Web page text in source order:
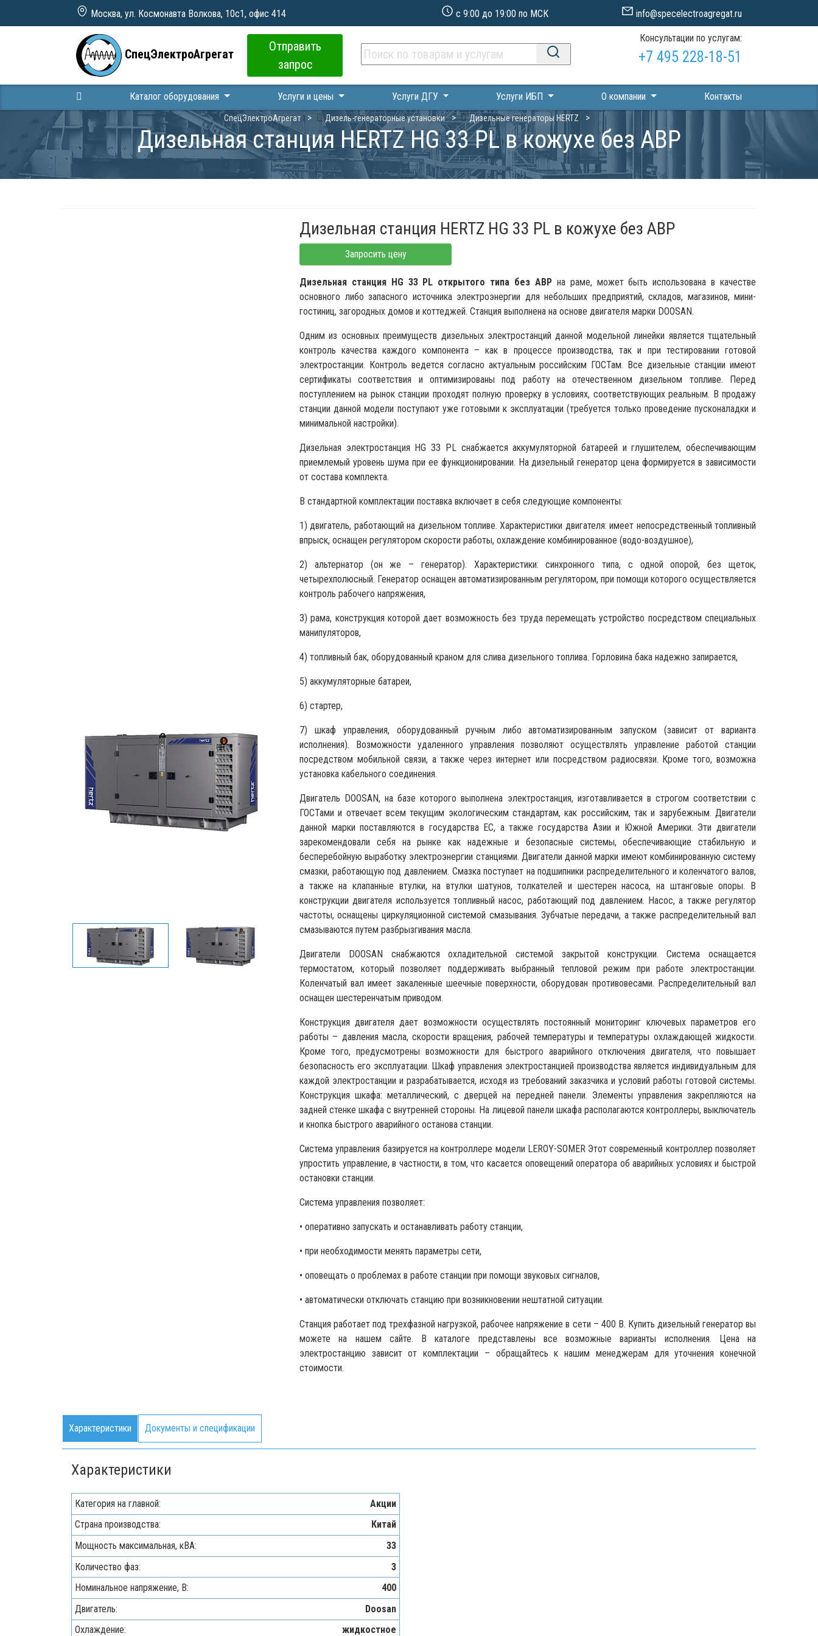
Москва, ул. Космонавта Волкова, 10с1, офис 414 с 9:00 до 19:00 по МСК info@specelectroagregat.ru
СпецЭлектроАгрегат
Отправить
запрос
Консультации по услугам:
+7 495 228-18-51
Каталог оборудования Услуги и цены Услуги ДГУ Услуги ИБП О компании Контакты
СпецЭлектроАгрегат Дизель-генераторные установки Дизельные генераторы HERTZ
Дизельная станция HERTZ HG 33 PL в кожухе без АВР
Дизельная станция HERTZ HG 33 PL в кожухе без АВР
Запросить цену
Дизельная станция HG 33 PL открытого типа без АВР на раме, может быть использована в качестве
основного либо запасного источника электроэнергии для небольших предприятий, складов, магазинов, мини-
гостиниц, загородных домов и коттеджей. Станция выполнена на основе двигателя марки DOOSAN.
Одним из основных преимуществ дизельных электростанций данной модельной линейки является тщательный
контроль качества каждого компонента – как в процессе производства, так и при тестировании готовой
электростанции. Контроль ведется согласно актуальным российским ГОСТам. Все дизельные станции имеют
сертификаты соответствия и оптимизированы под работу на отечественном дизельном топливе. Перед
поступлением на рынок станции проходят полную проверку в условиях, соответствующих реальным. В продажу
станции данной модели поступают уже готовыми к эксплуатации (требуется только проведение пусконаладки и
минимальной настройки).
Дизельная электростанция HG 33 PL снабжается аккумуляторной батареей и глушителем, обеспечивающим
приемлемый уровень шума при ее функционировании. На дизельный генератор цена формируется в зависимости
от состава комплекта.
В стандартной комплектации поставка включает в себя следующие компоненты:
1) двигатель, работающий на дизельном топливе. Характеристики двигателя: имеет непосредственный топливный
впрыск, оснащен регулятором скорости работы, охлаждение комбинированное (водо-воздушное),
2) альтернатор (он же – генератор). Характеристики: синхронного типа, с одной опорой, без щеток,
четырехполюсный. Генератор оснащен автоматизированным регулятором, при помощи которого осуществляется
контроль рабочего напряжения,
3) рама, конструкция которой дает возможность без труда перемещать устройство посредством специальных
манипуляторов,
4) топливный бак, оборудованный краном для слива дизельного топлива. Горловина бака надежно запирается,
5) аккумуляторные батареи,
6) стартер,
7) шкаф управления, оборудованный ручным либо автоматизированным запуском (зависит от варианта
исполнения). Возможности удаленного управления позволяют осуществлять управление работой станции
посредством мобильной связи, а также через интернет или посредством радиосвязи. Кроме того, возможна
установка кабельного соединения.
Двигатель DOOSAN, на базе которого выполнена электростанция, изготавливается в строгом соответствии с
ГОСТами и отвечает всем текущим экологическим стандартам, как российским, так и зарубежным. Двигатели
данной марки поставляются в государства ЕС, а также государства Азии и Южной Америки. Эти двигатели
зарекомендовали себя на рынке как надежные и безопасные системы, обеспечивающие стабильную и
бесперебойную выработку электроэнергии станциями. Двигатели данной марки имеют комбинированную систему
смазки, работающую под давлением. Смазка поступает на подшипники распределительного и коленчатого валов,
а также на клапанные втулки, на втулки шатунов, толкателей и шестерен насоса, на штанговые опоры. В
конструкции двигателя используется топливный насос, работающий под давлением. Насос, а также регулятор
частоты, оснащены циркуляционной системой смазывания. Зубчатые передачи, а также распределительный вал
смазываются путем разбрызгивания масла.
Двигатели DOOSAN снабжаются охладительной системой закрытой конструкции. Система оснащается
термостатом, который позволяет поддерживать выбранный тепловой режим при работе электростанции.
Коленчатый вал имеет закаленные шеечные поверхности, оборудован противовесами. Распределительный вал
оснащен шестеренчатым приводом.
Конструкция двигателя дает возможности осуществлять постоянный мониторинг ключевых параметров его
работы – давления масла, скорости вращения, рабочей температуры и температуры охлаждающей жидкости.
Кроме того, предусмотрены возможности для быстрого аварийного отключения двигателя, что повышает
безопасность его эксплуатации. Шкаф управления электростанцией производства является индивидуальным для
каждой электростанции и разрабатывается, исходя из требований заказчика и условий работы готовой системы.
Конструкция шкафа: металлический, с дверцей на передней панели. Элементы управления закрепляются на
задней стенке шкафа с внутренней стороны. На лицевой панели шкафа располагаются контроллеры, выключатель
и кнопка быстрого аварийного останова станции.
Система управления базируется на контроллере модели LEROY-SOMER Этот современный контроллер позволяет
упростить управление, в частности, в том, что касается оповещений оператора об аварийных условиях и быстрой
остановки станции.
Система управления позволяет:
• оперативно запускать и останавливать работу станции,
• при необходимости менять параметры сети,
• оповещать о проблемах в работе станции при помощи звуковых сигналов,
• автоматически отключать станцию при возникновении нештатной ситуации.
Станция работает под трехфазной нагрузкой, рабочее напряжение в сети – 400 В. Купить дизельный генератор вы
можете на нашем сайте. В каталоге представлены все возможные варианты исполнения. Цена на
электростанцию зависит от комплектации – обращайтесь к нашим менеджерам для уточнения конечной
стоимости.
Характеристики Документы и спецификации
Характеристики
Категория на главной:
Акции
Страна производства:
Китай
Мощность максимальная, кВA:
33
Количество фаз:
3
Номинальное напряжение, В:
400
Двигатель:
Doosan
Охлаждение:
жидкостное